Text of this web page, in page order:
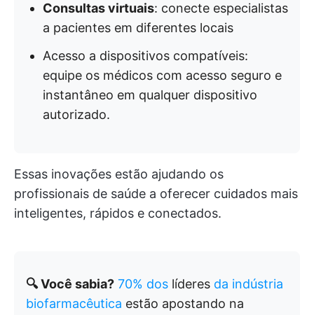
Consultas virtuais: conecte especialistas
a pacientes em diferentes locais
Acesso a dispositivos compatíveis:
equipe os médicos com acesso seguro e
instantâneo em qualquer dispositivo
autorizado.
Essas inovações estão ajudando os
profissionais de saúde a oferecer cuidados mais
inteligentes, rápidos e conectados.
🔍 Você sabia? 70% dos líderes da indústria
biofarmacêutica estão apostando na